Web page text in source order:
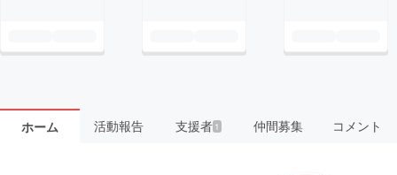
ホーム 活動報告 支援者 1 仲間募集 コメント